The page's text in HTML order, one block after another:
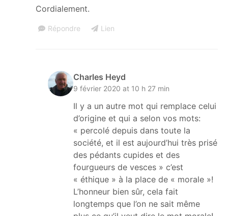
Cordialement.
Répondre Lien
Charles Heyd
9 février 2020 at 10 h 27 min
Il y a un autre mot qui remplace celui
d’origine et qui a selon vos mots:
« percolé depuis dans toute la
société, et il est aujourd’hui très prisé
des pédants cupides et des
fourgueurs de vesces » c’est
« éthique » à la place de « morale »!
L’honneur bien sûr, cela fait
longtemps que l’on ne sait même